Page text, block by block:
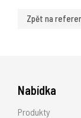
Zpět na
Nabídka
Produkty